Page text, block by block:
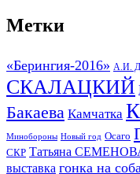
Метки
«Берингия-2016» А.И.
СКАЛАЦКИЙ
Бакаева Камчатка
Минобороны Новый год Осаго
СКР Татьяна
выставка гонка на